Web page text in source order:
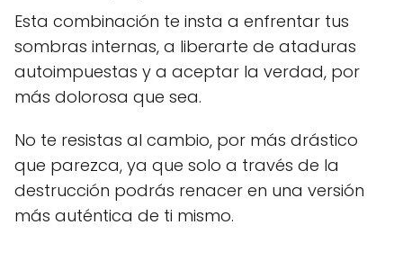
Esta combinación te insta a enfrentar tus
sombras internas, a liberarte de ataduras
autoimpuestas y a aceptar la verdad, por
más dolorosa que sea.
No te resistas al cambio, por más drástico
que parezca, ya que solo a través de la
destrucción podrás renacer en una versión
más auténtica de ti mismo.